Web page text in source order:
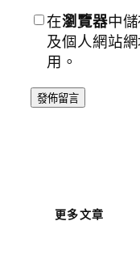
在瀏覽器中
及個人網站
用。
更多文章